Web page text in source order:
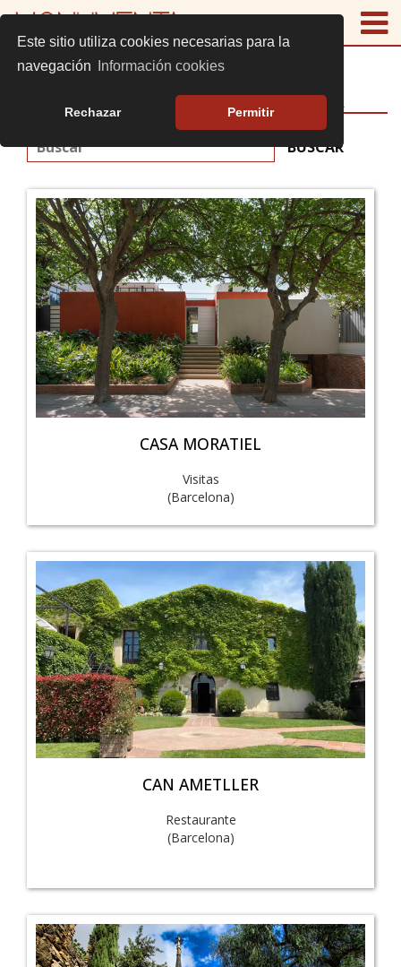
Este sitio utiliza cookies necesarias para la
navegación
Información cookies
Rechazar Permitir
EDIFICIOS MONUMENTA
CASA MORATIEL
Visitas
(Barcelona)
CAN AMETLLER
Restaurante
(Barcelona)